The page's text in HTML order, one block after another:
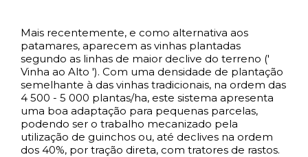
Mais recentemente, e como alternativa aos
patamares, aparecem as vinhas plantadas
segundo as linhas de maior declive do terreno ('
Vinha ao Alto '). Com uma densidade de plantação
semelhante à das vinhas tradicionais, na ordem das
4 500 - 5 000 plantas/ha, este sistema apresenta
uma boa adaptação para pequenas parcelas,
podendo ser o trabalho mecanizado pela
utilização de guinchos ou, até declives na ordem
dos 40%, por tração direta, com tratores de rastos.